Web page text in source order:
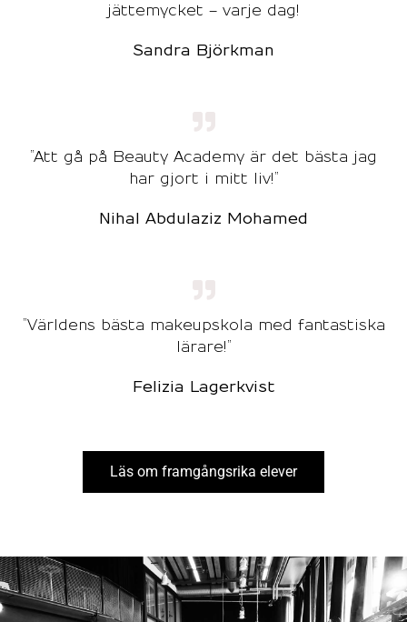
jättemycket – varje dag!
Sandra Björkman
”Att gå på Beauty Academy är det bästa jag
har gjort i mitt liv!”
Nihal Abdulaziz Mohamed
”Världens bästa makeupskola med fantastiska
lärare!”
Felizia Lagerkvist
Läs om framgångsrika elever